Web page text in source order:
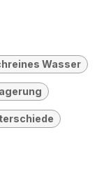
Wasser